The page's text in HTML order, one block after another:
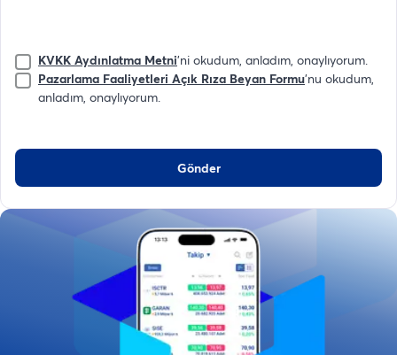
KVKK Aydınlatma Metni'ni okudum, anladım, onaylıyorum.
Pazarlama Faaliyetleri Açık Rıza Beyan Formu'nu okudum,
anladım, onaylıyorum.
Gönder